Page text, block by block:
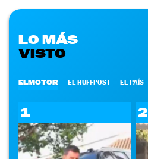
LO MÁS
VISTO
ELMOTOR EL HUFFPOST EL PAÍS
1 2